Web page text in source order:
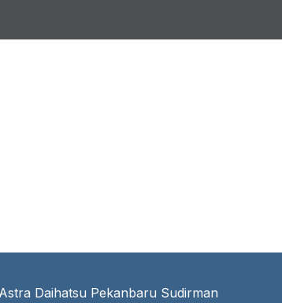
Astra Daihatsu Pekanbaru Sudirman